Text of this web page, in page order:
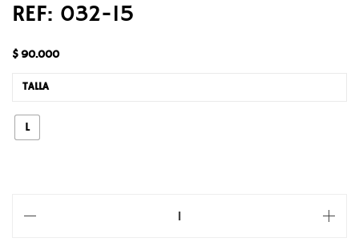
REF: 032-15
$90.000
TALLA
L